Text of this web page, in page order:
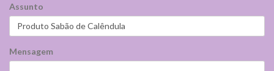
Assunto
Mensagem